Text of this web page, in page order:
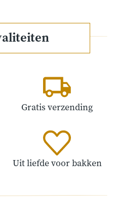
Gratis verzending
Uit liefde voor bakken